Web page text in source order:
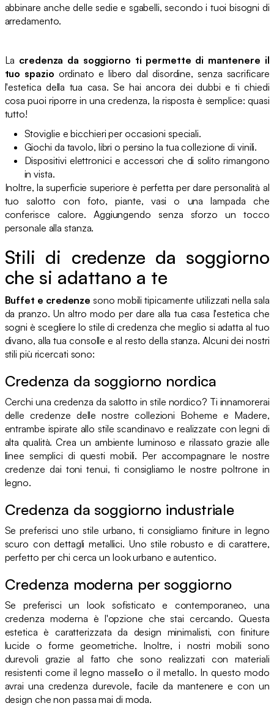
abbinare anche delle sedie e sgabelli, secondo i tuoi bisogni di
arredamento.
La credenza da soggiorno ti permette di mantenere il
tuo spazio ordinato e libero dal disordine, senza sacrificare
l'estetica della tua casa. Se hai ancora dei dubbi e ti chiedi
cosa puoi riporre in una credenza, la risposta è semplice: quasi
tutto!
Stoviglie e bicchieri per occasioni speciali.
Giochi da tavolo, libri o persino la tua collezione di vinili.
Dispositivi elettronici e accessori che di solito rimangono
in vista.
Inoltre, la superficie superiore è perfetta per dare personalità al
tuo salotto con foto, piante, vasi o una lampada che
conferisce calore. Aggiungendo senza sforzo un tocco
personale alla stanza.
Stili di credenze da soggiorno
che si adattano a te
Buffet e credenze sono mobili tipicamente utilizzati nella sala
da pranzo. Un altro modo per dare alla tua casa l'estetica che
sogni è scegliere lo stile di credenza che meglio si adatta al tuo
divano, alla tua consolle e al resto della stanza. Alcuni dei nostri
stili più ricercati sono:
Credenza da soggiorno nordica
Cerchi una credenza da salotto in stile nordico? Ti innamorerai
delle credenze delle nostre collezioni Boheme e Madere,
entrambe ispirate allo stile scandinavo e realizzate con legni di
alta qualità. Crea un ambiente luminoso e rilassato grazie alle
linee semplici di questi mobili. Per accompagnare le nostre
credenze dai toni tenui, ti consigliamo le nostre poltrone in
legno.
Credenza da soggiorno industriale
Se preferisci uno stile urbano, ti consigliamo finiture in legno
scuro con dettagli metallici. Uno stile robusto e di carattere,
perfetto per chi cerca un look urbano e autentico.
Credenza moderna per soggiorno
Se preferisci un look sofisticato e contemporaneo, una
credenza moderna è l'opzione che stai cercando. Questa
estetica è caratterizzata da design minimalisti, con finiture
lucide o forme geometriche. Inoltre, i nostri mobili sono
durevoli grazie al fatto che sono realizzati con materiali
resistenti come il legno massello o il metallo. In questo modo
avrai una credenza durevole, facile da mantenere e con un
design che non passa mai di moda.